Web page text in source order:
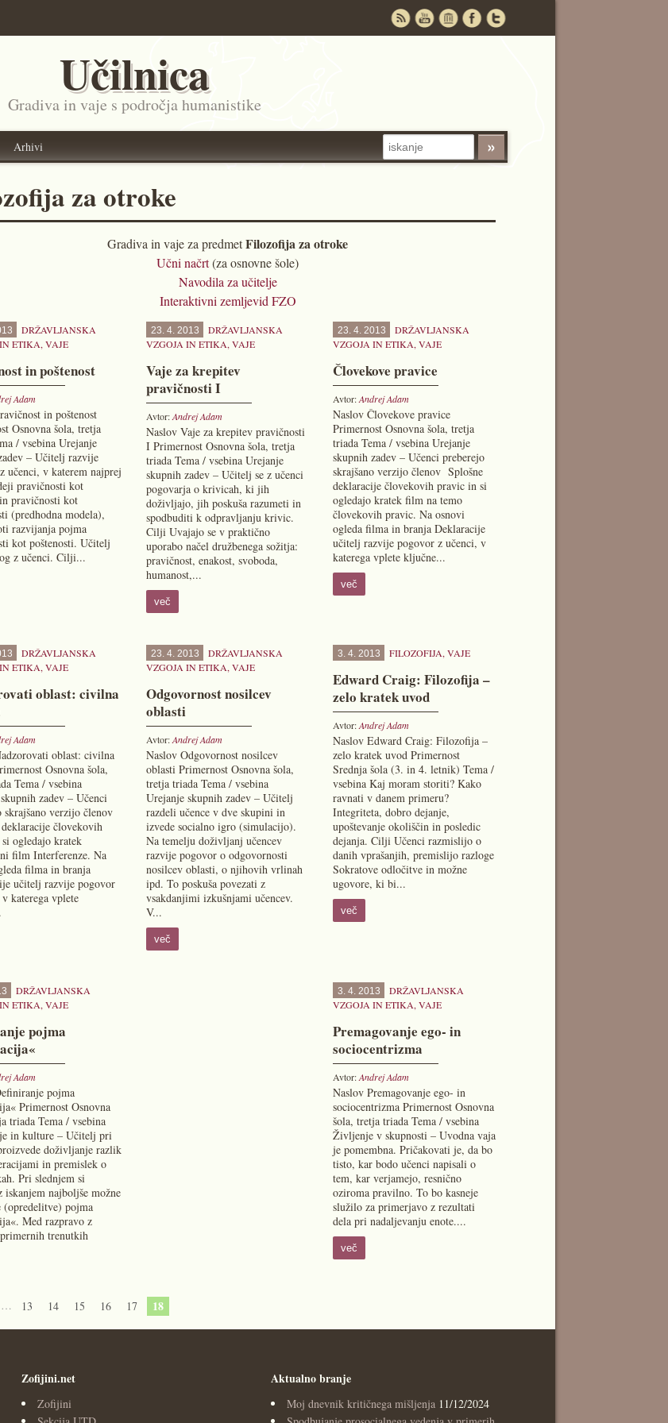
Učilnica
Gradiva in vaje s področja humanistike
Arhivi
za otroke
Gradiva in vaje za predmetFilozofija za otroke
Učni načrt(za osnovne šole)
Navodila za učitelje
Interaktivni zemljevid FZO
DRŽAVLJANSKA
ETIKA, VAJE
in poštenost
Adam
in poštenost
Osnovna šola, tretja
/ vsebina Urejanje
– Učitelj razvije
učenci, v katerem najprej
pravičnosti kot
pravičnosti kot
(predhodna modela),
razvijanja pojma
kot poštenosti. Učitelj
z učenci. Cilji...
23. 4. 2013
DRŽAVLJANSKA
VZGOJA IN ETIKA, VAJE
Vaje za krepitev
pravičnosti I
Avtor:Andrej Adam
Naslov Vaje za krepitev pravičnosti
I Primernost Osnovna šola, tretja
triada Tema / vsebina Urejanje
skupnih zadev – Učitelj se z učenci
pogovarja o krivicah, ki jih
doživljajo, jih poskuša razumeti in
spodbuditi k odpravljanju krivic.
Cilji Uvajajo se v praktično
uporabo načel družbenega sožitja:
pravičnost, enakost, svoboda,
humanost,...
več
23. 4. 2013
DRŽAVLJANSKA
VZGOJA IN ETIKA,VAJE
Človekove pravice
Avtor:Andrej Adam
Naslov Človekove pravice
Primernost Osnovna šola, tretja
triada Tema / vsebina Urejanje
skupnih zadev – Učenci preberejo
skrajšano verzijo členov Splošne
deklaracije človekovih pravic in si
ogledajo kratek film na temo
človekovih pravic. Na osnovi
ogleda filma in branja Deklaracije
učitelj razvije pogovor z učenci, v
katerega vplete ključne...
več
DRŽAVLJANSKA
ETIKA, VAJE
oblast: civilna
Adam
oblast: civilna
Osnovna šola,
Tema / vsebina
zadev – Učenci
skrajšano verzijo členov
človekovih
ogledajo kratek
film Interferenze. Na
filma in branja
učitelj razvije pogovor
katerega vplete
23. 4. 2013
DRŽAVLJANSKA
VZGOJA IN ETIKA, VAJE
Odgovornost nosilcev
oblasti
Avtor:Andrej Adam
Naslov Odgovornost nosilcev
oblasti Primernost Osnovna šola,
tretja triada Tema / vsebina
Urejanje skupnih zadev – Učitelj
razdeli učence v dve skupini in
izvede socialno igro (simulacijo).
Na temelju doživljanj učencev
razvije pogovor o odgovornosti
nosilcev oblasti, o njihovih vrlinah
ipd. To poskuša povezati z
vsakdanjimi izkušnjami učencev.
V...
več
3. 4. 2013 FILOZOFIJA,VAJE
Edward Craig: Filozofija –
zelo kratek uvod
Avtor:Andrej Adam
Naslov Edward Craig: Filozofija –
zelo kratek uvod Primernost
Srednja šola (3. in 4. letnik) Tema /
vsebina Kaj moram storiti? Kako
ravnati v danem primeru?
Integriteta, dobro dejanje,
upoštevanje okoliščin in posledic
dejanja. Cilji Učenci razmislijo o
danih vprašanjih, premislijo razloge
Sokratove odločitve in možne
ugovore, ki bi...
več
DRŽAVLJANSKA
ETIKA, VAJE
pojma
Adam
pojma
Primernost Osnovna
triada Tema / vsebina
in kulture – Učitelj pri
doživljanje razlik
in premislek o
Pri slednjem si
iskanjem najboljše možne
pojma
Med razpravo z
trenutkih
3. 4. 2013
DRŽAVLJANSKA
VZGOJA IN ETIKA,VAJE
Premagovanje ego- in
sociocentrizma
Avtor:Andrej Adam
Naslov Premagovanje ego- in
sociocentrizma Primernost Osnovna
šola, tretja triada Tema / vsebina
Življenje v skupnosti – Uvodna vaja
je pomembna. Pričakovati je, da bo
tisto, kar bodo učenci napisali o
tem, kar verjamejo, resnično
oziroma pravilno. To bo kasneje
služilo za primerjavo z rezultati
dela pri nadaljevanju enote....
več
… 13 14 15 16 17 18
Zofijini.net
Zofijini
Aktualno branje
Moj dnevnik kritičnega mišljenja 11/12/2024